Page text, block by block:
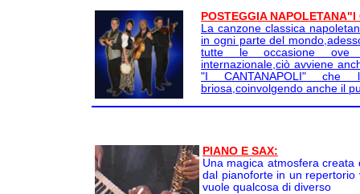
POSTEGGIA
La canzone classica
in ogni parte del
tutte le occasione ove
internazionale,ciò avviene
"I CANTANAPOLI" che
briosa,coinvolgendo anche il
PIANO E SAX:
Una magica atmosfera
dal pianoforte in un
vuole qualcosa di diverso